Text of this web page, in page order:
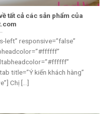
tất cả các sản phẩm của
left” responsive=”false”
title=”Ý kiến khách hàng”
Chị [...]